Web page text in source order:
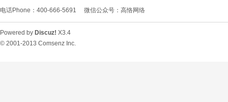
电话Phone：400-666-5691 微信公众号：高恪网络
Powered by Discuz! X3.4
© 2001-2013 Comsenz Inc.